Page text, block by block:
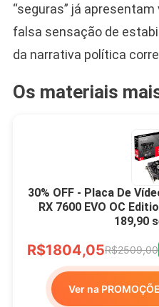
“seguras” já
falsa sensação de
da narrativa política
Os materiais
30% OFF - Placa De
RX 7600 EVO OC
189,90
R$1804,05R$2509,00
Ver na